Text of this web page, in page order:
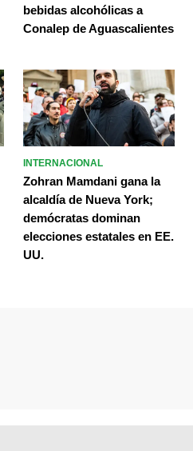
bebidas alcohólicas a
Conalep de Aguascalientes
INTERNACIONAL
Zohran Mamdani gana la
alcaldía de Nueva York;
demócratas dominan
elecciones estatales en EE.
UU.